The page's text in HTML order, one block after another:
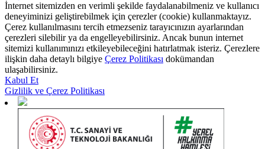
İnternet sitemizden en verimli şekilde faydalanabilmeniz ve kullanıcı
deneyiminizi geliştirebilmek için çerezler (cookie) kullanmaktayız.
Çerez kullanılmasını tercih etmezseniz tarayıcınızın ayarlarından
çerezleri silebilir ya da engelleyebilirsiniz. Ancak bunun internet
sitemizi kullanımınızı etkileyebileceğini hatırlatmak isteriz. Çerezlere
ilişkin daha detaylı bilgiye Çerez Politikası dokümandan
ulaşabilirsiniz.
Kabul Et
Gizlilik ve Çerez Politikası